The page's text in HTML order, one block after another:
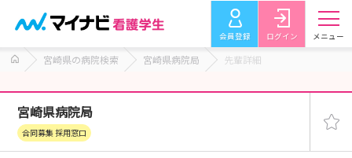
会員登録 ログイン メニュー
宮崎県の病院検索 宮崎県病院局 先輩詳細
宮崎県病院局
合同募集 採用窓口